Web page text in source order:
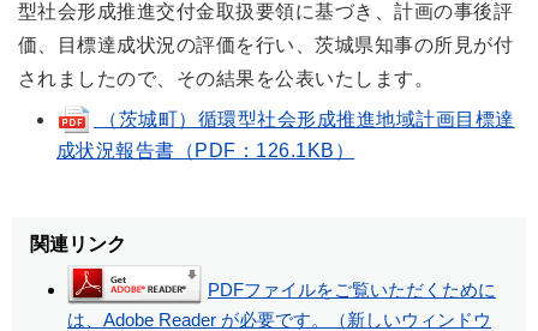
型社会形成推進交付金取扱要領に基づき、計画の事後評
価、目標達成状況の評価を行い、茨城県知事の所見が付
されましたので、その結果を公表いたします。
（茨城町）循環型社会形成推進地域計画目標達
成状況報告書（PDF：126.1KB）
関連リンク
PDFファイルをご覧いただくために
は、Adobe Reader が必要です。（新しいウィンドウ